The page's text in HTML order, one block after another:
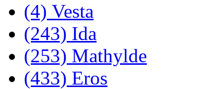
(4) Vesta
(243) Ida
(253) Mathylde
(433) Eros